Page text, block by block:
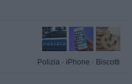
Polizia · iPhone · Biscotti